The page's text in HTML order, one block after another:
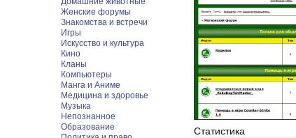
Женские форумы
Знакомства и встречи
Игры
Искусство и культура
Кино
Кланы
Компьютеры
Манга и Аниме
Медицина и здоровье
Музыка
Непознанное
Образование
Статистика